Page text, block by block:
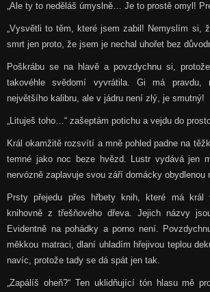
„Ale ty to neděláš úmyslně… Je to prostě omyl!
„Vysvětli to těm, které jsem zabil! Nemyslím si,
smrt jen proto, že jsem je nechal uhořet bez
Poškrábu se na hlavě a povzdychnu si,
takovéhle svědomí vyvrátila. Gi má pravdu,
největšího kalibru, ale v jádru není zlý, je smutný!
„Lituješ toho…“ zašeptám potichu a vejdu do
Král okamžitě rozsvítí a mně pohled padne na
temné jako noc beze hvězd. Lustr vydává jen
nervózně zaplavuje svou září domácky obydlenou
Prsty přejedu přes hřbety knih, které má král
knihovně z třešňového dřeva. Jejich názvy
Evidentně na pohádky a porno není.
měkkou matraci, dlaní uhladím hřejivou teplou
navíc, protože tady se dá spát jen tak.
„Zapálíš oheň?“ Ten uklidňující tón hlasu mě